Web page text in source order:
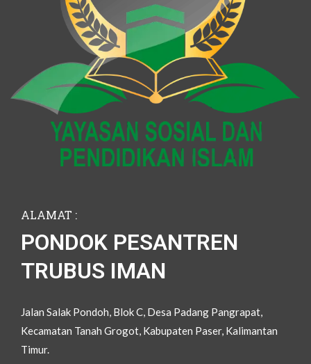
ALAMAT :
PONDOK PESANTREN
TRUBUS IMAN
Jalan Salak Pondoh, Blok C, Desa Padang Pangrapat,
Kecamatan Tanah Grogot, Kabupaten Paser, Kalimantan
Timur.